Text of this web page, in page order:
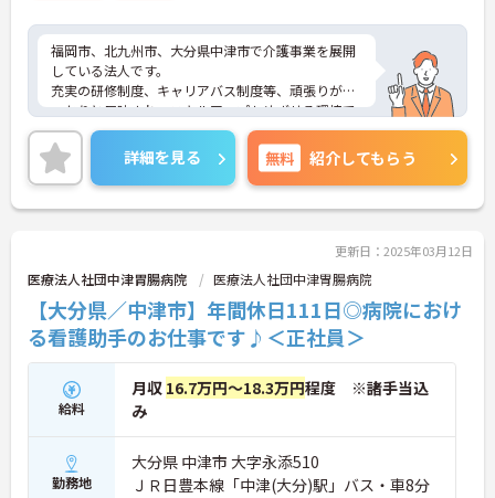
福岡市、北九州市、大分県中津市で介護事業を展開
している法人です。
充実の研修制度、キャリアバス制度等、頑張りがし
っかりと反映され、スキルアップもめざせる環境で
す。職場内のサポート体制も万全ですので、ブラン
クのある方も安心です。
ご興味のある方は是非ご応募ください。
詳細を見る 無料 紹介してもらう
更新日：2025年03月12日
医療法人社団中津胃腸病院 医療法人社団中津胃腸病院
【大分県／中津市】年間休日111日◎病院におけ
る看護助手のお仕事です♪＜正社員＞
給料
月収 16.7万円～18.3万円程度 ※諸手当込
み
勤務地
大分県 中津市 大字永添510
ＪＲ日豊本線「中津(大分)駅」バス・車8分